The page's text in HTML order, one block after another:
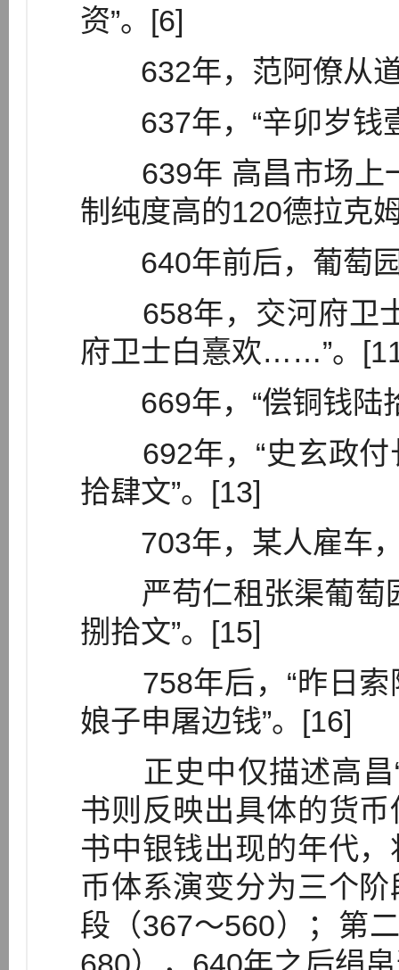
资”。[6]
632年，范阿僚从道
637年，“辛卯岁钱
639年 高昌市场上
制纯度高的120德拉克
640年前后，葡萄园
658年，交河府卫士
府卫士白憙欢……”。
669年，“偿铜钱陆
692年，“史玄政付
拾肆文”。[13]
703年，某人雇车，
严苟仁租张渠葡萄
捌拾文”。[15]
758年后，“昨日索
娘子申屠边钱”。[16]
正史中仅描述高昌“
书则反映出具体的货
书中银钱出现的年代
币体系演变分为三个
段（367～560）；第